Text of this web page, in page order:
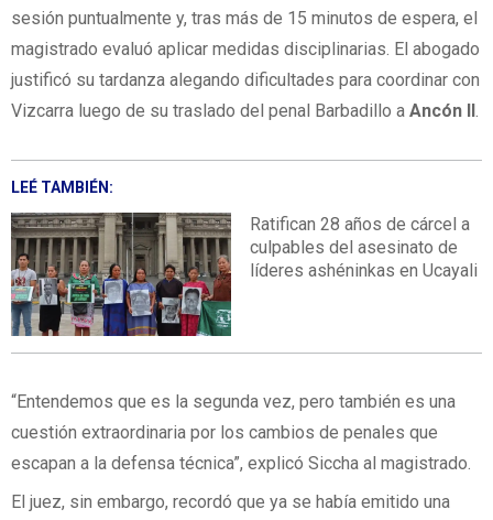
sesión puntualmente y, tras más de 15 minutos de espera, el
magistrado evaluó aplicar medidas disciplinarias. El abogado
justificó su tardanza alegando dificultades para coordinar con
Vizcarra luego de su traslado del penal Barbadillo a Ancón II .
LEÉ TAMBIÉN:
Ratifican 28 años de cárcel a
culpables del asesinato de
líderes ashéninkas en Ucayali
“Entendemos que es la segunda vez, pero también es una
cuestión extraordinaria por los cambios de penales que
escapan a la defensa técnica”, explicó Siccha al magistrado.
El juez, sin embargo, recordó que ya se había emitido una